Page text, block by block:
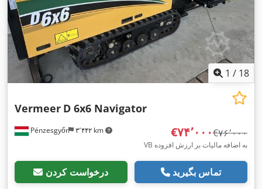
1 / 18
Pénzesgyőr ۳٬۴۴۲ km
Vermeer D 6x6 Navigator
‎€۷۴٬۰۰۰ ‎€۷۶٬۰۰۰
VB به اضافه مالیات بر ارزش افزوده
درخواست کردن تماس بگیرید